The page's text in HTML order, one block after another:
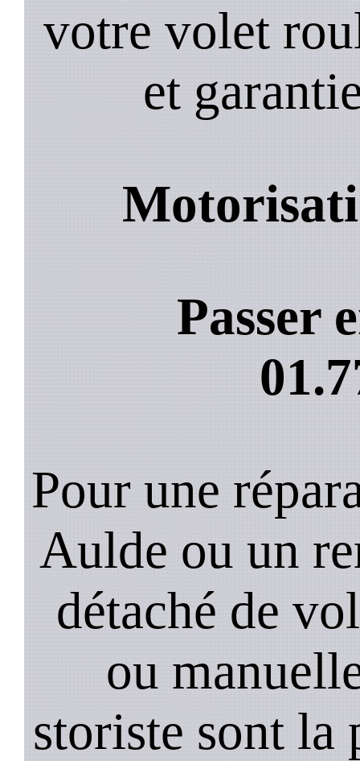
votre volet
et
Passer
Pour une
Aulde ou un
détaché de
ou
storiste sont la